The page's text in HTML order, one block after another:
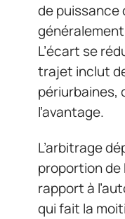
de puissance
L’écart se
trajet inclut
périurbaines,
l’avantage.
L’arbitrage
proportion de
rapport à
qui fait la